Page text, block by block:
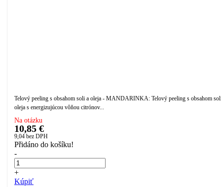
Telový peeling s obsahom soli a oleja - MANDARINKA: Telový peeling s obsahom
oleja s energizujúcou vôňou citrónov...
Na otázku
10,85 €
9,04 bez DPH
Přidáno do košíku!
-
+
Kúpiť